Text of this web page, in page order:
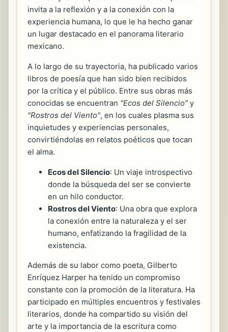
invita a la reflexión y a la conexión con la
experiencia humana, lo que le ha hecho ganar
un lugar destacado en el panorama literario
mexicano.
A lo largo de su trayectoria, ha publicado varios
libros de poesía que han sido bien recibidos
por la crítica y el público. Entre sus obras más
conocidas se encuentran "Ecos del Silencio" y
"Rostros del Viento", en los cuales plasma sus
inquietudes y experiencias personales,
convirtiéndolas en relatos poéticos que tocan
el alma.
Ecos del Silencio: Un viaje introspectivo
donde la búsqueda del ser se convierte
en un hilo conductor.
Rostros del Viento: Una obra que explora
la conexión entre la naturaleza y el ser
humano, enfatizando la fragilidad de la
existencia.
Además de su labor como poeta, Gilberto
Enríquez Harper ha tenido un compromiso
constante con la promoción de la literatura. Ha
participado en múltiples encuentros y festivales
literarios, donde ha compartido su visión del
arte y la importancia de la escritura como